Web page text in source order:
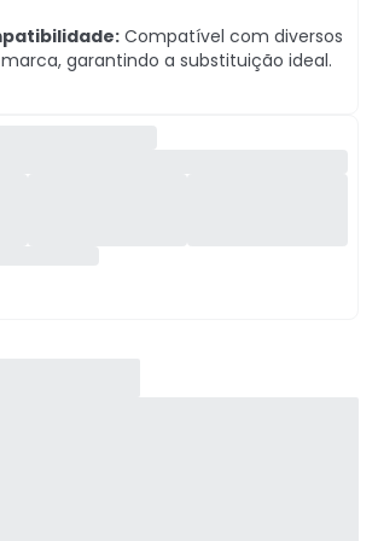
Compatível com diversos
garantindo a substituição ideal.